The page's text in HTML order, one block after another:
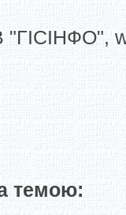
темою: